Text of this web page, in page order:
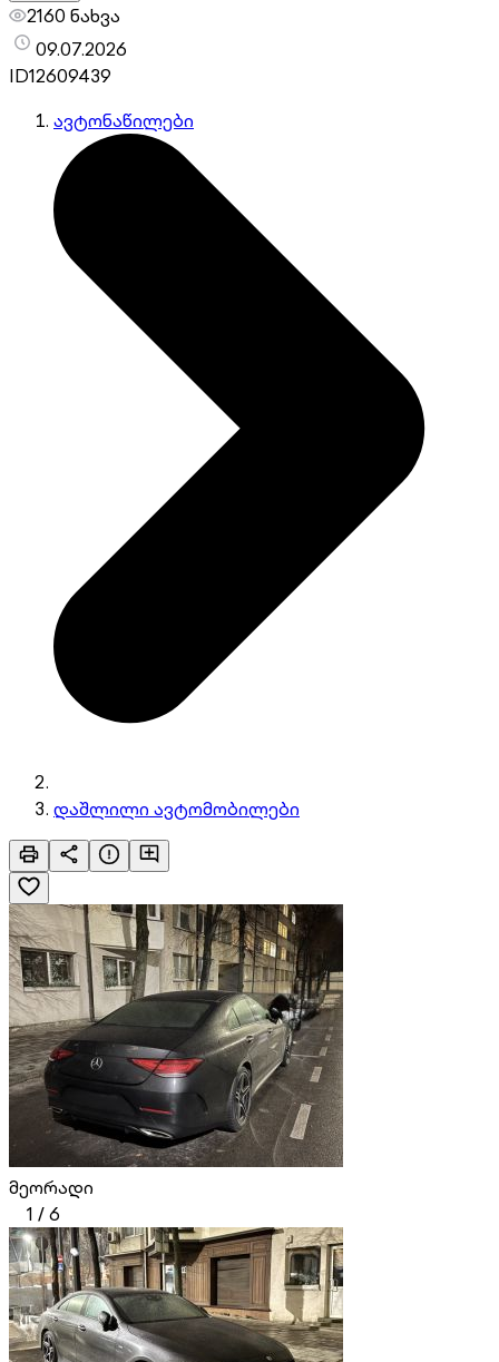
2160 ნახვა
09.07.2026
ID12609439
ავტონაწილები
დაშლილი ავტომობილები
მეორადი
1 /6